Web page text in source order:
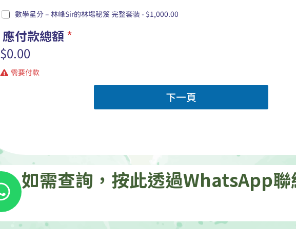
數學呈分 – 林峰Sir的林場秘笈 完整套裝 - $1,000.00
應付款總額 *
$0.00
需要付款
下一頁
如需查詢，按此透過WhatsApp聯